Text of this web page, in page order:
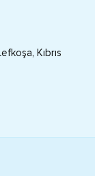
Kıbrıs